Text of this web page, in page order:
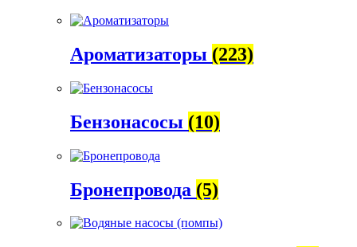
Ароматизаторы (223)
Бензонасосы (10)
Бронепровода (5)